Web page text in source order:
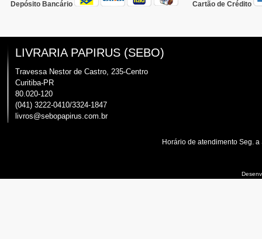
Depósito Bancário Cartão de Crédito
LIVRARIA PAPIRUS (SEBO)
Travessa Nestor de Castro, 235-Centro
Curitiba-PR
80.020-120
(041) 3222-0410/3324-1847
livros@sebopapirus.com.br
Horário de atendimento Seg.